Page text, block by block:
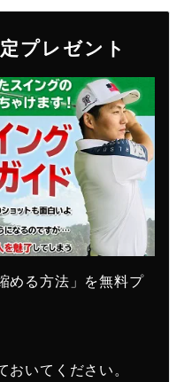
プレゼント
める方法」を無料プ
いてください。